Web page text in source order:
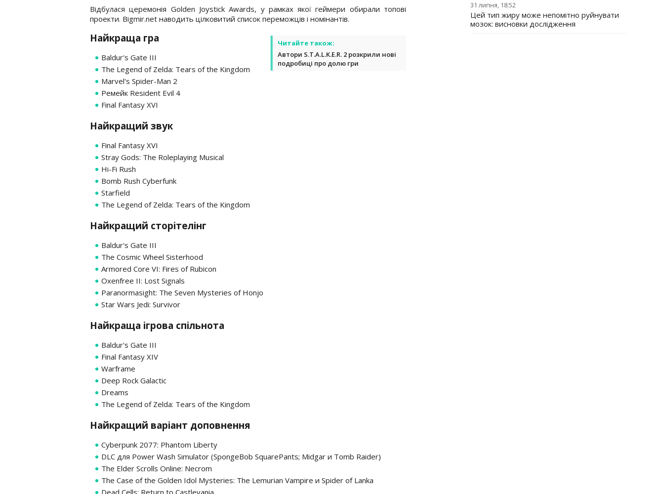
Відбулася церемонія Golden Joystick Awards, у рамках якої геймери обирали топові
проекти. Bigmir.net наводить цілковитий список переможців і номінантів.
Читайте також:
Автори S.T.A.L.K.E.R. 2 розкрили нові
подробиці про долю гри
Найкраща гра
Baldur's Gate III
The Legend of Zelda: Tears of the Kingdom
Marvel's Spider-Man 2
Ремейк Resident Evil 4
Final Fantasy XVI
Найкращий звук
Final Fantasy XVI
Stray Gods: The Roleplaying Musical
Hi-Fi Rush
Bomb Rush Cyberfunk
Starfield
The Legend of Zelda: Tears of the Kingdom
Найкращий сторітелінг
Baldur's Gate III
The Cosmic Wheel Sisterhood
Armored Core VI: Fires of Rubicon
Oxenfree II: Lost Signals
Paranormasight: The Seven Mysteries of Honjo
Star Wars Jedi: Survivor
Найкраща ігрова спільнота
Baldur's Gate III
Final Fantasy XIV
Warframe
Deep Rock Galactic
Dreams
The Legend of Zelda: Tears of the Kingdom
Найкращий варіант доповнення
Cyberpunk 2077: Phantom Liberty
DLC для Power Wash Simulator (SpongeBob SquarePants; Midgar и Tomb Raider)
The Elder Scrolls Online: Necrom
The Case of the Golden Idol Mysteries: The Lemurian Vampire и Spider of Lanka
Dead Cells: Return to Castlevania
31 липня, 18:52
Цей тип жиру може непомітно руйнувати
мозок: висновки дослідження